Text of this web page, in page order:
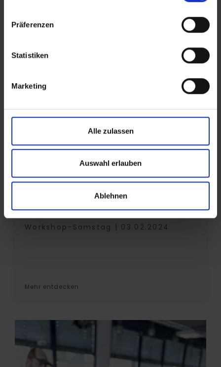
Präferenzen
Statistiken
Marketing
Alle zulassen
Auswahl erlauben
Ablehnen
Workshop-Samstag | 03.02.2024
Mehr entdecken